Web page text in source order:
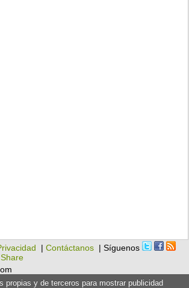
|Contáctanos | Síguenos
propias y de terceros para mostrar publicidad